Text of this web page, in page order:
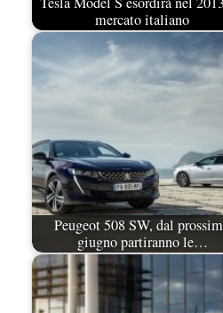
mercato italiano
Peugeot 508 SW, dal
giugno partiranno le…